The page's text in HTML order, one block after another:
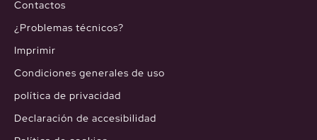
Contactos
¿Problemas técnicos?
Imprimir
Condiciones generales de uso
política de privacidad
Declaración de accesibilidad